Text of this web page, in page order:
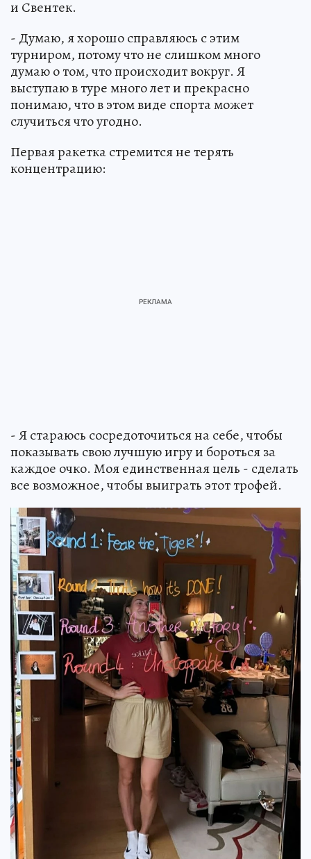
и Свентек.
- Думаю, я хорошо справляюсь с этим
турниром, потому что не слишком много
думаю о том, что происходит вокруг. Я
выступаю в туре много лет и прекрасно
понимаю, что в этом виде спорта может
случиться что угодно.
Первая ракетка стремится не терять
концентрацию:
- Я стараюсь сосредоточиться на себе, чтобы
показывать свою лучшую игру и бороться за
каждое очко. Моя единственная цель - сделать
все возможное, чтобы выиграть этот трофей.